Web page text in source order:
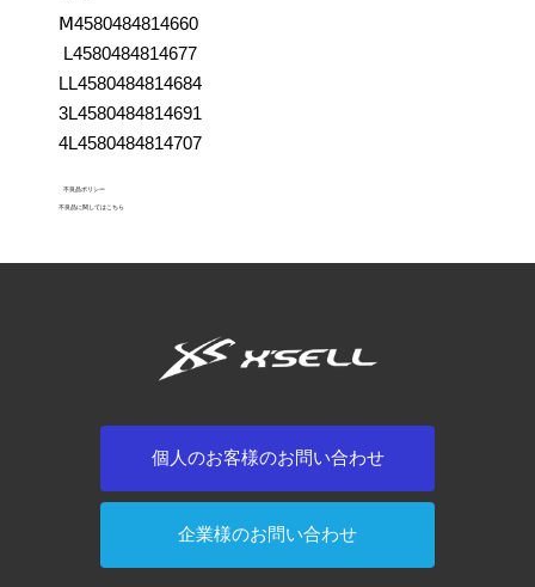
Ⅿ4580484814660
L4580484814677
LL4580484814684
3L4580484814691
4L4580484814707
不良品ポリシー
不良品に関してはこちら
個人のお客様のお問い合わせ
企業様のお問い合わせ